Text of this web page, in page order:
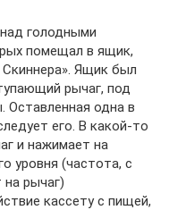
голодными
помещал в ящик,
Ящик был
рычаг, под
Оставленная одна в
его. В какой-то
и нажимает на
уровня (частота, с
рычаг)
кассету с пищей,